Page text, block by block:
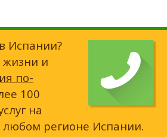
Испании?
жизни и
по-
100
на
регионе Испании.